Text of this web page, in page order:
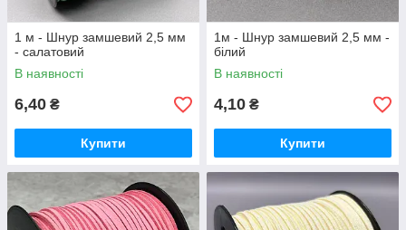
1 м - Шнур замшевий 2,5 мм
- салатовий
В наявності
6,40 ₴
Купити
1м - Шнур замшевий 2,5 мм -
білий
В наявності
4,10 ₴
Купити